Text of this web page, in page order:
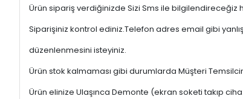
Ürün sipariş verdiğinizde Sizi Sms ile
Siparişiniz kontrol ediniz.Telefon adres email gibi
düzenlenmesini isteyiniz.
Ürün stok kalmaması gibi durumlarda Müşteri
Ürün elinize Ulaşınca Demonte (ekran soketi takıp